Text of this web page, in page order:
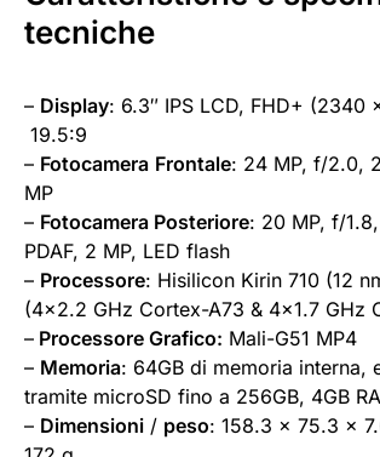
tecniche
– Display: 6.3″ IPS LCD, FHD+ (2340
19.5:9
– Fotocamera Frontale: 24 MP, f/2.0,
MP
– Fotocamera Posteriore: 20 MP, f/
PDAF, 2 MP, LED flash
– Processore: Hisilicon Kirin 710 (12
(4×2.2 GHz Cortex-A73 & 4×1.7 GHz
– Processore Grafico: Mali-G51 MP4
– Memoria: 64GB di memoria interna,
tramite microSD fino a 256GB, 4GB
– Dimensioni / peso: 158.3 x 75.3 x